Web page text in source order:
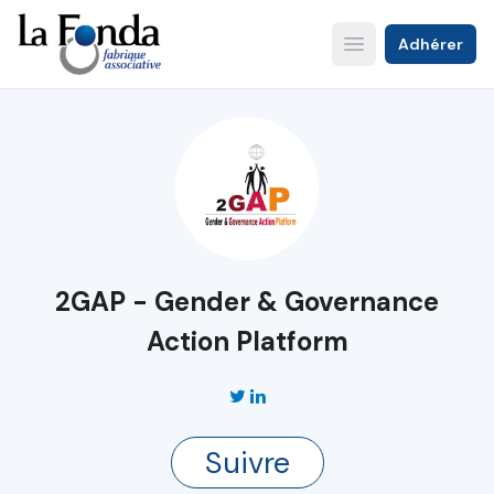
Aller
au
contenu
principal
Open main menu
Adhérer
2GAP - Gender & Governance
Action Platform
Suivre